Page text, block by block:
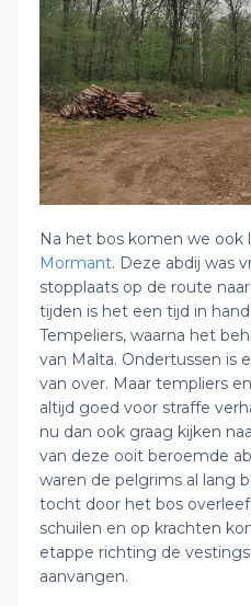
Na het bos komen we ook
Mormant. Deze abdij was
stopplaats op de route
tijden is het een tijd in
Tempeliers, waarna het
van Malta. Ondertussen is
van over. Maar templiers
altijd goed voor straffe
nu dan ook graag kijken
van deze ooit beroemde
waren de pelgrims al lang
tocht door het bos
schuilen en op krachten
etappe richting de
aanvangen.